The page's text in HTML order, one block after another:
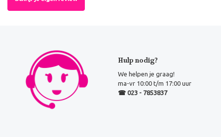
Hulp nodig?
We helpen je graag!
ma-vr 10:00 t/m 17:00 uur
☎ 023 - 7853837